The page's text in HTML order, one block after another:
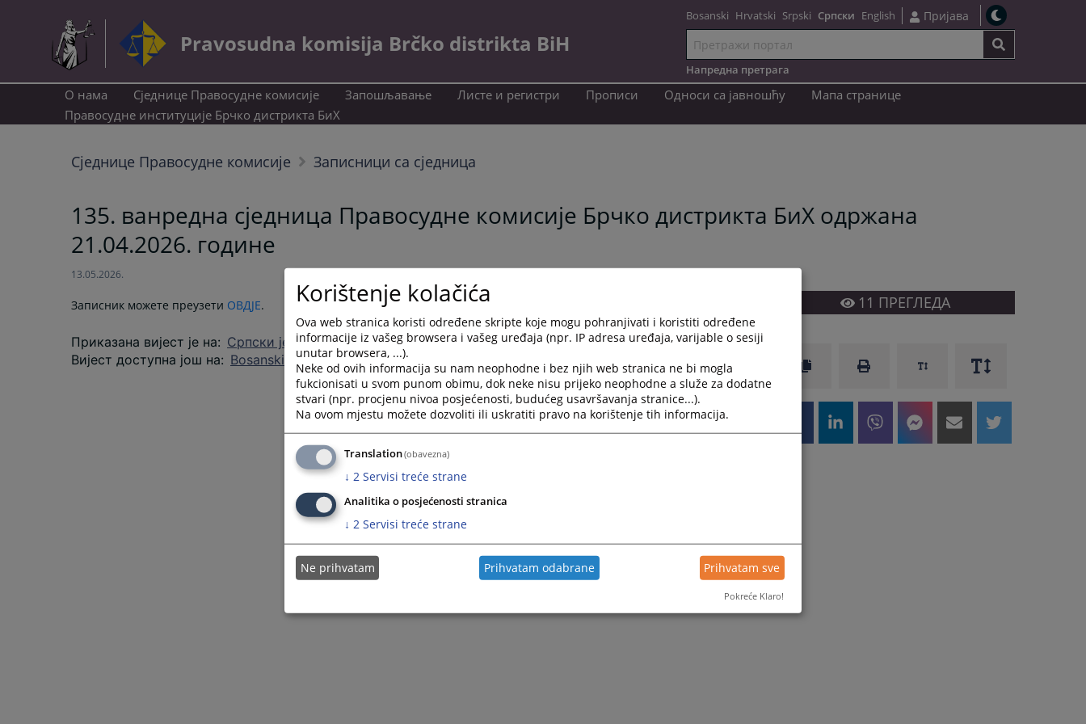
Pravosudna komisija Brčko distrikta BiH
садржај
Bosanski Hrvatski Srpski Српски English Пријава
Напредна претрага
О нама Сједнице Правосудне комисије Запошљавање Листе и регистри Прописи Односи сa јавношћу
Мапа странице
Правосудне институције Брчко дистрикта БиХ
Сједнице Правосудне комисије Записници са сједница
135. ванредна сједница Правосудне комисије Брчко дистрикта БиХ одржана
21.04.2026. године
13.05.2026.
Записник можете преузети ОВДЈЕ.
Приказана вијест је на: Српски језик
Вијест доступна још на: Bosanski jezik
11 ПРЕГЛЕДА
Korištenje kolačića
Ova web stranica koristi određene skripte koje mogu pohranjivati i koristiti određene
informacije iz vašeg browsera i vašeg uređaja (npr. IP adresa uređaja, varijable o sesiji
unutar browsera, ...).
Neke od ovih informacija su nam neophodne i bez njih web stranica ne bi mogla
fukcionisati u svom punom obimu, dok neke nisu prijeko neophodne a služe za dodatne
stvari (npr. procjenu nivoa posjećenosti, budućeg usavršavanja stranice...).
Na ovom mjestu možete dozvoliti ili uskratiti pravo na korištenje tih informacija.
Translation(obavezna)
↓ 2 Servisi treće strane
Analitika o posjećenosti stranica
↓ 2 Servisi treće strane
Ne prihvatam Prihvatam odabrane Prihvatam sve
Pokreće Klaro!